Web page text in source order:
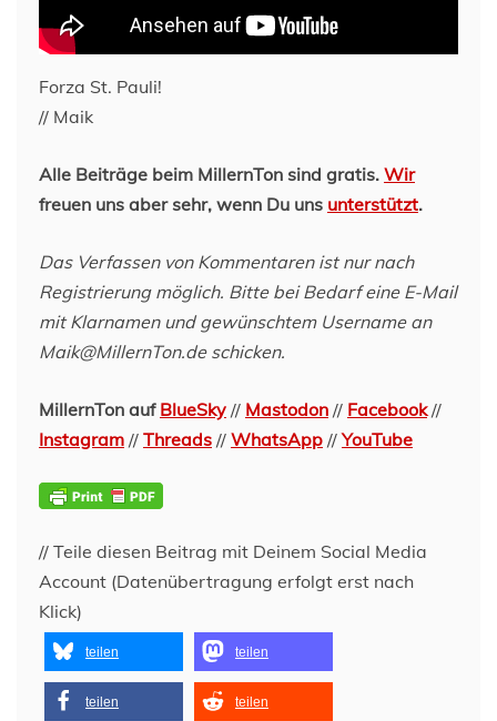
Forza St. Pauli!
// Maik
Alle Beiträge beim MillernTon sind gratis. Wir
freuen uns aber sehr, wenn Du uns unterstützt.
Das Verfassen von Kommentaren ist nur nach
Registrierung möglich. Bitte bei Bedarf eine E-Mail
mit Klarnamen und gewünschtem Username an
Maik@MillernTon.de schicken.
MillernTon auf BlueSky // Mastodon // Facebook//
Instagram // Threads // WhatsApp //YouTube
// Teile diesen Beitrag mit Deinem Social Media
Account (Datenübertragung erfolgt erst nach
Klick)
teilen teilen
teilen teilen